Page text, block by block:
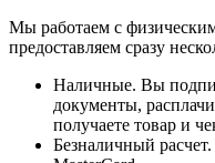
Мы работаем с
предоставляем сразу
Наличные. Вы
документы,
получаете товар и
Безналичный